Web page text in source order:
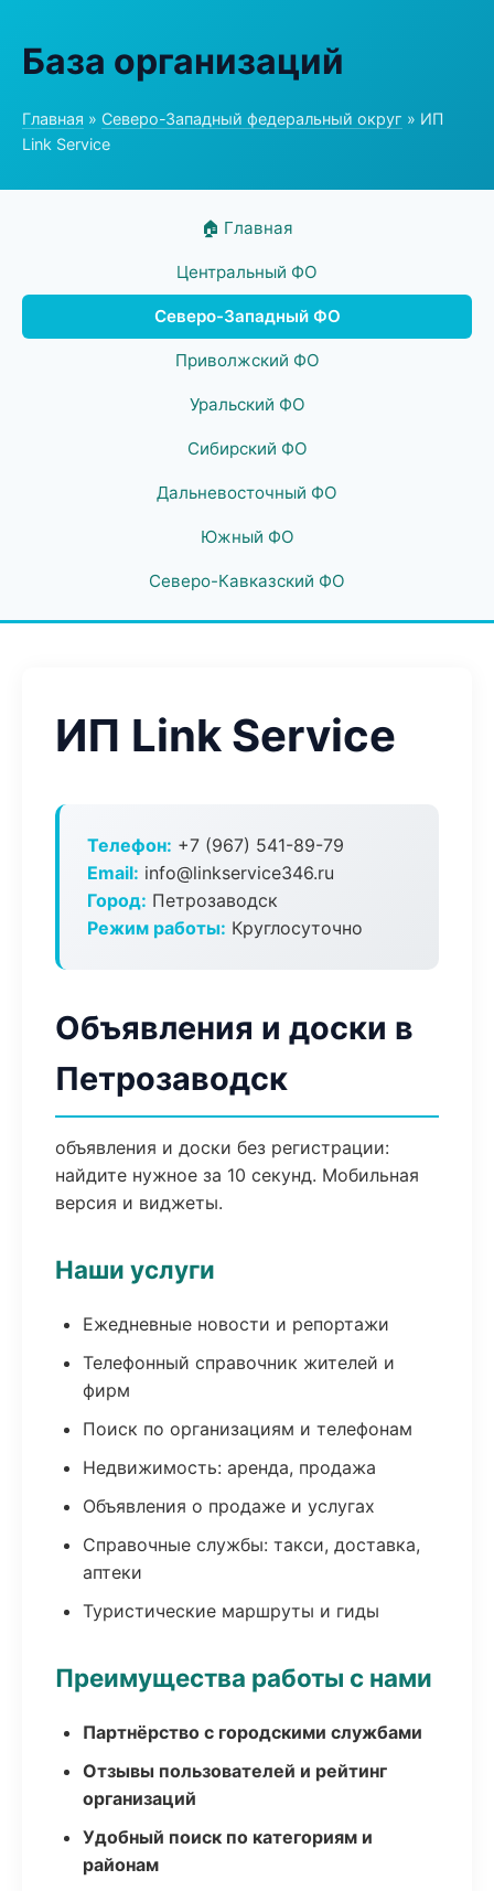
База организаций
Главная » Северо-Западный федеральный округ » ИП
Link Service
🏠 Главная
Центральный ФО
Северо-Западный ФО
Приволжский ФО
Уральский ФО
Сибирский ФО
Дальневосточный ФО
Южный ФО
Северо-Кавказский ФО
ИП Link Service
Телефон: +7 (967) 541-89-79
Email: info@linkservice346.ru
Город: Петрозаводск
Режим работы: Круглосуточно
Объявления и доски в
Петрозаводск
объявления и доски без регистрации:
найдите нужное за 10 секунд. Мобильная
версия и виджеты.
Наши услуги
Ежедневные новости и репортажи
Телефонный справочник жителей и
фирм
Поиск по организациям и телефонам
Недвижимость: аренда, продажа
Объявления о продаже и услугах
Справочные службы: такси, доставка,
аптеки
Туристические маршруты и гиды
Преимущества работы с нами
Партнёрство с городскими службами
Отзывы пользователей и рейтинг
организаций
Удобный поиск по категориям и
районам